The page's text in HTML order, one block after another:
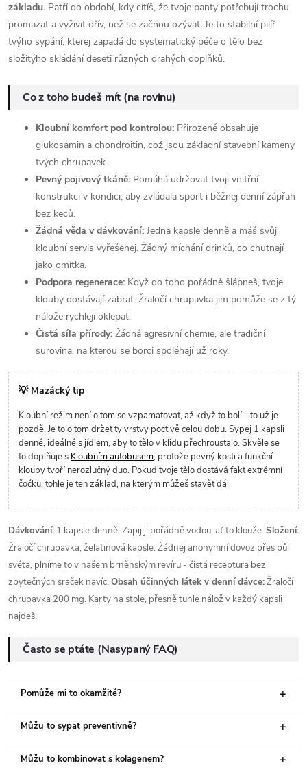
základu. Patří do období, kdy cítíš, že tvoje panty potřebují trochu
promazat a vyživit dřív, než se začnou ozývat. Je to stabilní pilíř
tvýho sypání, kterej zapadá do systematický péče o tělo bez
složitýho skládání deseti různých drahých doplňků.
Co z toho budeš mít (na rovinu)
Kloubní komfort pod kontrolou: Přirozeně obsahuje
glukosamin a chondroitin, což jsou základní stavební kameny
tvých chrupavek.
Pevný pojivový tkáně: Pomáhá udržovat tvoji vnitřní
konstrukci v kondici, aby zvládala sport i běžnej denní zápřah
bez keců.
Žádná věda v dávkování: Jedna kapsle denně a máš svůj
kloubní servis vyřešenej. Žádný míchání drinků, co chutnají
jako omítka.
Podpora regenerace: Když do toho pořádně šlápneš, tvoje
klouby dostávají zabrat. Žraločí chrupavka jim pomůže se z tý
nálože rychleji oklepat.
Čistá síla přírody: Žádná agresivní chemie, ale tradiční
surovina, na kterou se borci spoléhají už roky.
💡 Mazácký tip
Kloubní režim není o tom se vzpamatovat, až když to bolí - to už je
pozdě. Je to o tom držet ty vrstvy poctivě celou dobu. Sypej 1 kapsli
denně, ideálně s jídlem, aby to tělo v klidu přechroustalo. Skvěle se
to doplňuje s Kloubním autobusem, protože pevný kosti a funkční
klouby tvoří nerozlučný duo. Pokud tvoje tělo dostává fakt extrémní
čočku, tohle je ten základ, na kterým můžeš stavět dál.
Dávkování: 1 kapsle denně. Zapij ji pořádně vodou, ať to klouže.Složení:
Žraločí chrupavka, želatinová kapsle. Žádnej anonymní dovoz přes půl
světa, plníme to v našem brněnským revíru - čistá receptura bez
zbytečných sraček navíc.Obsah účinných látek v denní dávce:Žraločí
chrupavka 200 mg. Karty na stole, přesně tuhle nálož v každý kapsli
najdeš.
Často se ptáte (Nasypaný FAQ)
Pomůže mi to okamžitě?
Můžu to sypat preventivně?
Můžu to kombinovat s kolagenem?